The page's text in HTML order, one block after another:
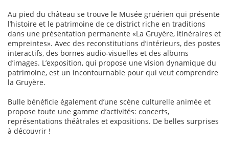
Au pied du château se trouve le Musée gruérien qui présente
l’histoire et le patrimoine de ce district riche en traditions
dans une présentation permanente «La Gruyère, itinéraires et
empreintes». Avec des reconstitutions d’intérieurs, des postes
interactifs, des bornes audio-visuelles et des albums
d’images. L’exposition, qui propose une vision dynamique du
patrimoine, est un incontournable pour qui veut comprendre
la Gruyère.
Bulle bénéficie également d’une scène culturelle animée et
propose toute une gamme d’activités: concerts,
représentations théâtrales et expositions. De belles surprises
à découvrir !